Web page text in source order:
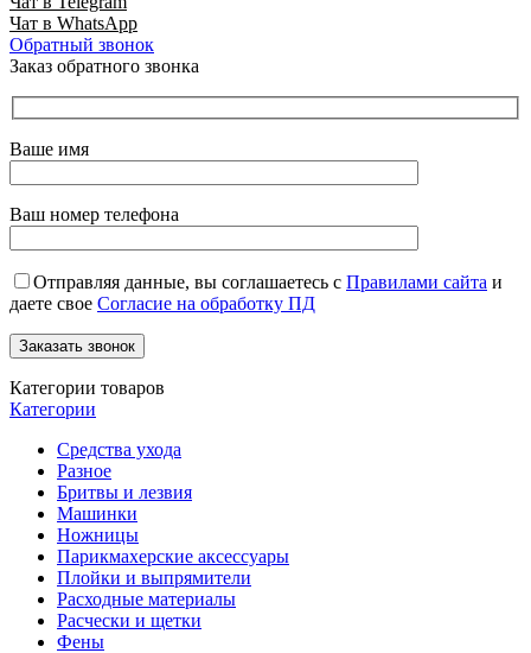
Чат в WhatsApp
Обратный звонок
Заказ обратного звонка
Ваше имя
Ваш номер телефона
Отправляя данные, вы соглашаетесь с Правилами сайта и
даете свое Согласие на обработку ПД
Категории товаров
Категории
Средства ухода
Разное
Бритвы и лезвия
Машинки
Ножницы
Парикмахерские аксессуары
Плойки и выпрямители
Расходные материалы
Расчески и щетки
Фены